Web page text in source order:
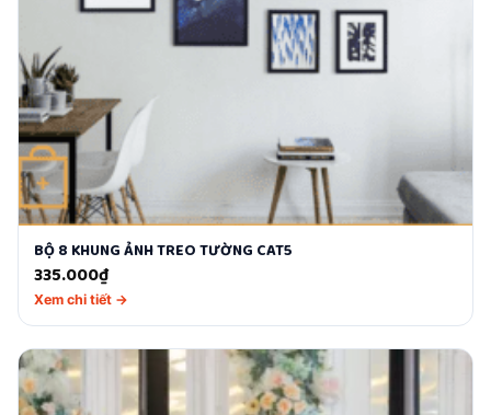
BỘ 8 KHUNG ẢNH TREO TƯỜNG CAT5
335.000₫
Xem chi tiết →